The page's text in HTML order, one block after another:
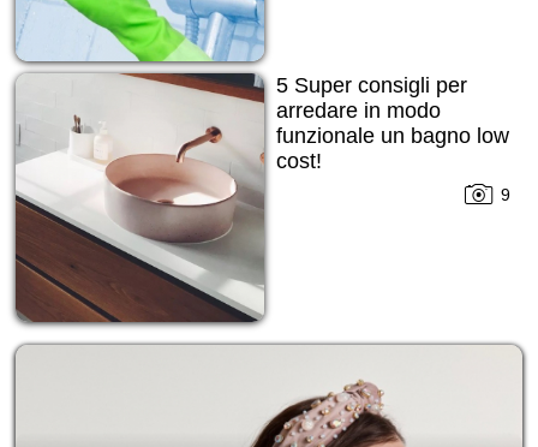
5 Super consigli per
arredare in modo
funzionale un bagno low
cost!
9